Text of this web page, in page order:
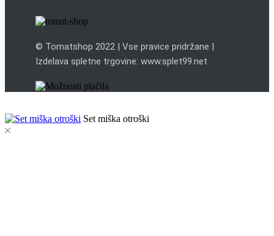
© Tomatshop 2022 | Vse pravice pridržane |
Izdelava spletne trgovine: www.splet99.net
Set miška otroški